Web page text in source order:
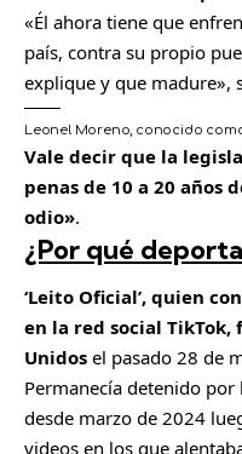
«Él ahora tiene que
país, contra su propio
explique y que madure»,
Leonel Moreno, conocido como
Vale decir que la
penas de 10 a 20 años
odio».
¿Por qué
‘Leito Oficial’, quien
en la red social TikTok,
Unidos el pasado 28 de
Permanecía detenido
desde marzo de 2024
videos en los que